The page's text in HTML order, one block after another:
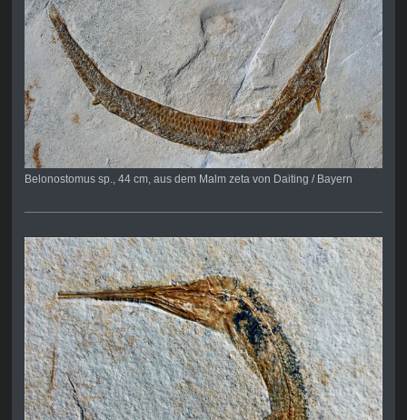
Belonostomus sp., 44 cm, aus dem Malm zeta von Daiting / Bayern